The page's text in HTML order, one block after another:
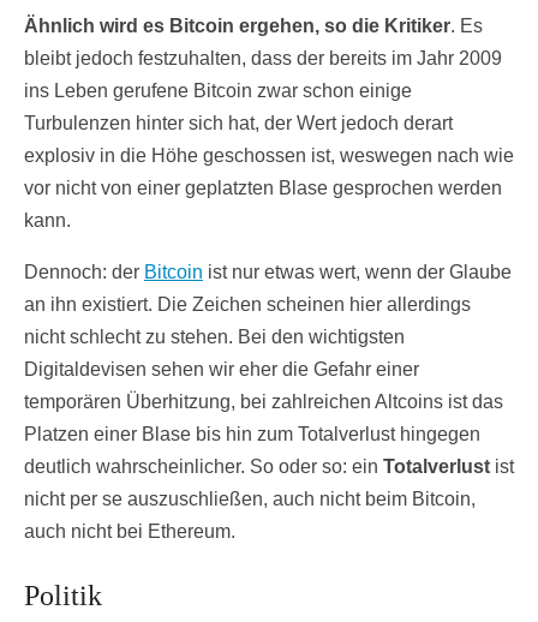
Ähnlich wird es Bitcoin ergehen, so die Kritiker. Es
bleibt jedoch festzuhalten, dass der bereits im Jahr 2009
ins Leben gerufene Bitcoin zwar schon einige
Turbulenzen hinter sich hat, der Wert jedoch derart
explosiv in die Höhe geschossen ist, weswegen nach wie
vor nicht von einer geplatzten Blase gesprochen werden
kann.
Dennoch: der Bitcoin ist nur etwas wert, wenn der Glaube
an ihn existiert. Die Zeichen scheinen hier allerdings
nicht schlecht zu stehen. Bei den wichtigsten
Digitaldevisen sehen wir eher die Gefahr einer
temporären Überhitzung, bei zahlreichen Altcoins ist das
Platzen einer Blase bis hin zum Totalverlust hingegen
deutlich wahrscheinlicher. So oder so: ein Totalverlust ist
nicht per se auszuschließen, auch nicht beim Bitcoin,
auch nicht bei Ethereum.
Politik